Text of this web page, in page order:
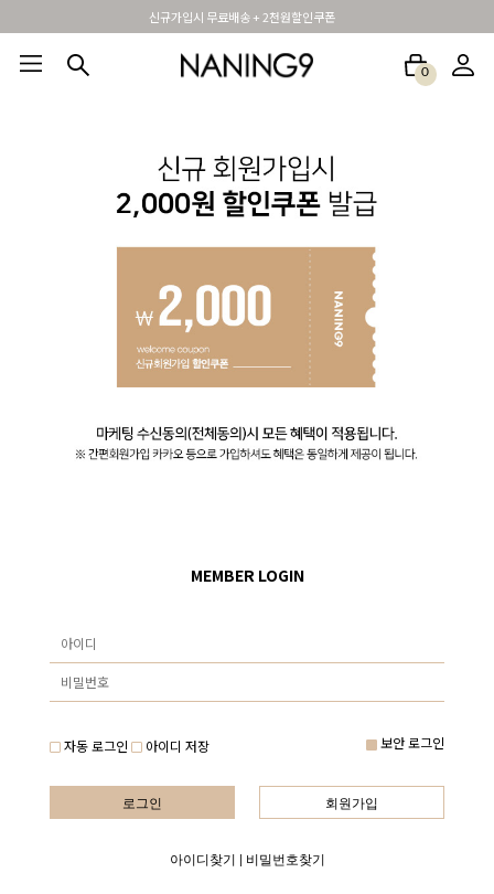
신규가입시 무료배송 + 2천원할인쿠폰
0
MEMBER LOGIN
자동 로그인 아이디 저장 보안 로그인
로그인 회원가입
아이디찾기 비밀번호찾기